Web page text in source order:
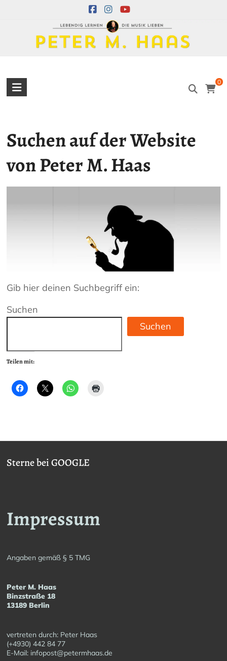
Peter
M.
Haas
Musiker
–
Bandoneon,
Harmonielehre
0
Suchen auf der Website
von Peter M. Haas
Gib hier deinen Suchbegriff ein:
Suchen
Suchen
Teilen mit:
Sterne bei GOOGLE
Impressum
Angaben gemäß § 5 TMG
Peter M. Haas
Binzstraße 18
13189 Berlin
vertreten durch: Peter Haas
(+4930) 442 84 77
E-Mail: infopost@petermhaas.de